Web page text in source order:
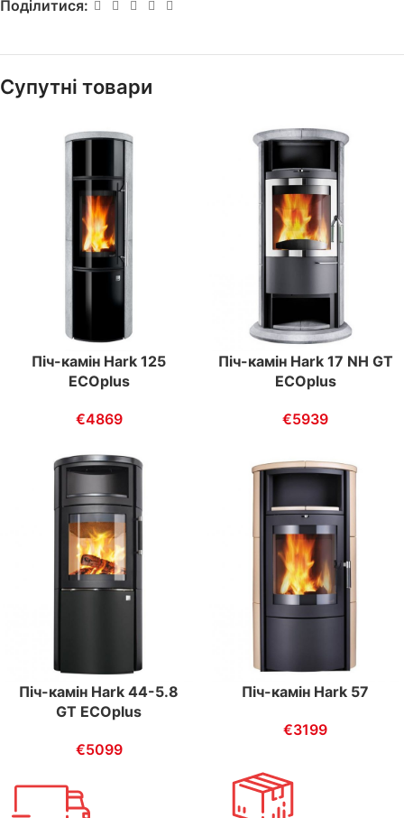
Поділитися:
Супутні товари
Піч-камін Hark 125
ECOplus
€4869
Піч-камін Hark 17 NH GT
ECOplus
€5939
Піч-камін Hark 44-5.8
GT ECOplus
€5099
Піч-камін Hark 57
€3199